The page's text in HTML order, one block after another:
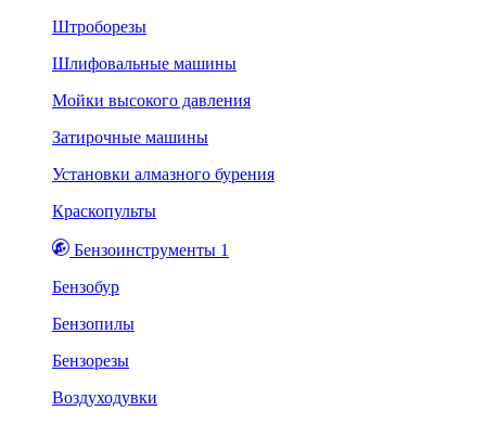
Штроборезы
Шлифовальные машины
Мойки высокого давления
Затирочные машины
Установки алмазного бурения
Краскопульты
Бензоинструменты 1
Бензобур
Бензопилы
Бензорезы
Воздуходувки